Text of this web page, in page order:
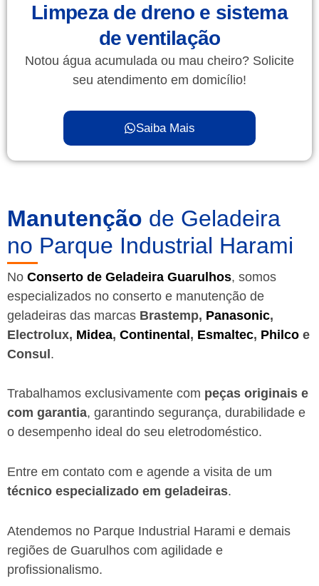
Limpeza de dreno e sistema
de ventilação
Notou água acumulada ou mau cheiro? Solicite
seu atendimento em domicílio!
Saiba Mais
Manutenção de Geladeira
no Parque Industrial Harami
No Conserto de Geladeira Guarulhos, somos
especializados no conserto e manutenção de
geladeiras das marcas Brastemp, Panasonic,
Electrolux, Midea, Continental, Esmaltec, Philco e
Consul.
Trabalhamos exclusivamente com peças originais e
com garantia, garantindo segurança, durabilidade e
o desempenho ideal do seu eletrodoméstico.
Entre em contato com e agende a visita de um
técnico especializado em geladeiras.
Atendemos no Parque Industrial Harami e demais
regiões de Guarulhos com agilidade e
profissionalismo.